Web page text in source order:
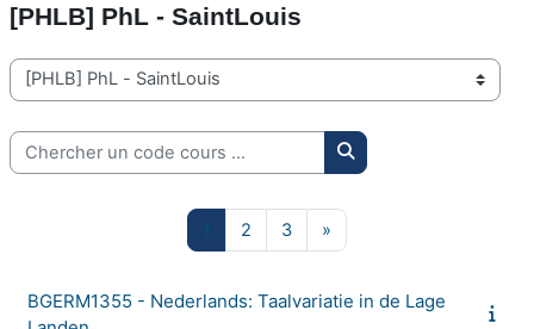
[PHLB] PhL - SaintLouis
Catégories de cours
Chercher un code cours ...
Chercher un code
Page 1
2 Page 2
3Page 3
»
BGERM1355 - Nederlands: Taalvariatie in de Lage